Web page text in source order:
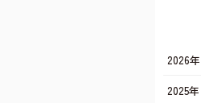
2026年
2025年